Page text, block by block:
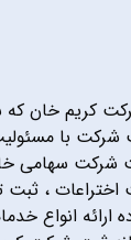
کریم خان که
شرکت با
شرکت سهامی
اختراعات ،
ارائه انواع